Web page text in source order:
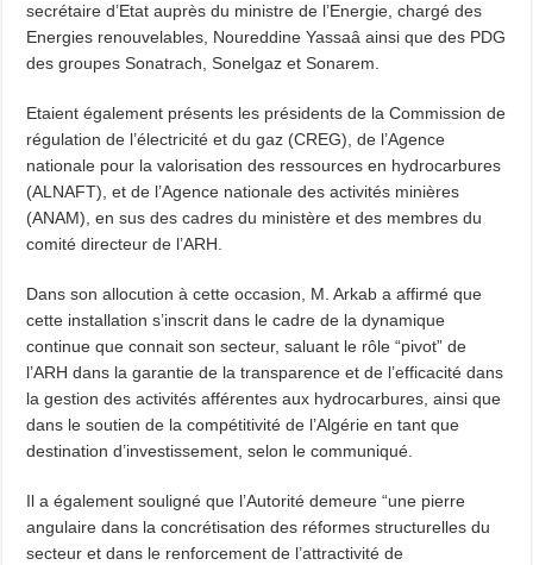
secrétaire d’Etat auprès du ministre de l’Energie, chargé des
Energies renouvelables, Noureddine Yassaâ ainsi que des PDG
des groupes Sonatrach, Sonelgaz et Sonarem.
Etaient également présents les présidents de la Commission de
régulation de l’électricité et du gaz (CREG), de l’Agence
nationale pour la valorisation des ressources en hydrocarbures
(ALNAFT), et de l’Agence nationale des activités minières
(ANAM), en sus des cadres du ministère et des membres du
comité directeur de l’ARH.
Dans son allocution à cette occasion, M. Arkab a affirmé que
cette installation s’inscrit dans le cadre de la dynamique
continue que connait son secteur, saluant le rôle “pivot” de
l’ARH dans la garantie de la transparence et de l’efficacité dans
la gestion des activités afférentes aux hydrocarbures, ainsi que
dans le soutien de la compétitivité de l’Algérie en tant que
destination d’investissement, selon le communiqué.
Il a également souligné que l’Autorité demeure “une pierre
angulaire dans la concrétisation des réformes structurelles du
secteur et dans le renforcement de l’attractivité de